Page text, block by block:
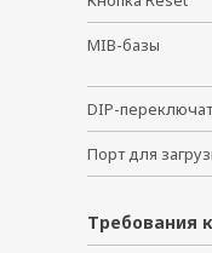
MIB-базы
DIP-
Порт для
Требования